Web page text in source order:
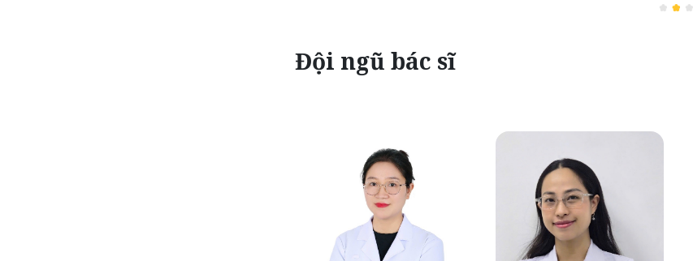
Đội ngũ bác sĩ